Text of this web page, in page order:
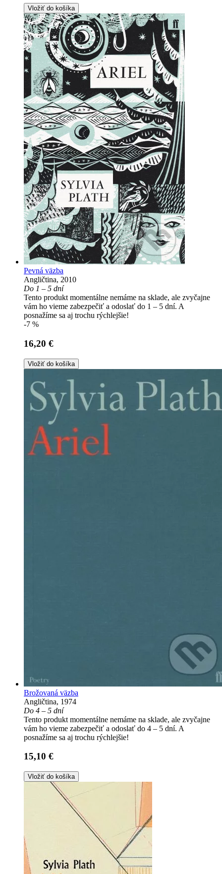
Vložiť do košíka
Pevná väzba
Angličtina, 2010
Do 1 – 5 dní
Tento produkt momentálne nemáme na sklade, ale zvyčajne
vám ho vieme zabezpečiť a odoslať do 1 – 5 dní. A
posnažíme sa aj trochu rýchlejšie!
-7 %
16,20 €
Vložiť do košíka
Brožovaná väzba
Angličtina, 1974
Do 4 – 5 dní
Tento produkt momentálne nemáme na sklade, ale zvyčajne
vám ho vieme zabezpečiť a odoslať do 4 – 5 dní. A
posnažíme sa aj trochu rýchlejšie!
15,10 €
Vložiť do košíka